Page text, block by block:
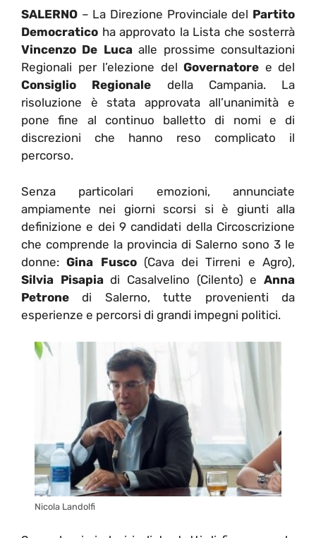
SALERNO – La Direzione Provinciale del Partito
Democratico ha approvato la Lista che sosterrà
Vincenzo De Lucaalle prossime consultazioni
Regionali per l’elezione del Governatore e del
Consiglio Regionale della Campania. La
risoluzione è stata approvata all’unanimità e
pone fine al continuo balletto di nomi e di
discrezioni che hanno reso complicato il
percorso.
Senza particolari emozioni, annunciate
ampiamente nei giorni scorsi si è giunti alla
definizione e dei 9 candidati della Circoscrizione
che comprende la provincia di Salerno sono 3 le
donne:Gina Fusco(Cava dei Tirreni e Agro),
Silvia Pisapiadi Casalvelino (Cilento) eAnna
Petrone di Salerno, tutte provenienti da
esperienze e percorsi di grandi impegni politici.
Nicola Landolfi